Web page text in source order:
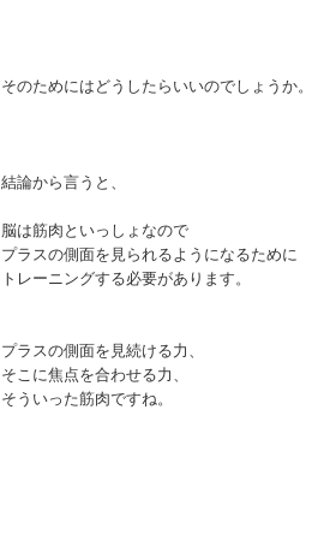
そのためにはどうしたらいいのでしょうか。
結論から言うと、
脳は筋肉といっしょなので
プラスの側面を見られるようになるために
トレーニングする必要があります。
プラスの側面を見続ける力、
そこに焦点を合わせる力、
そういった筋肉ですね。